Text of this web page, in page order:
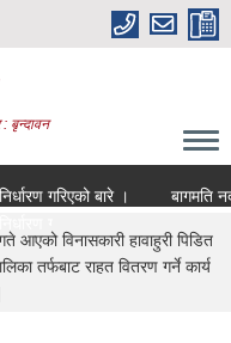
: बृन्दावन
गरिएको बारे ।
बागमति
आएको विनासकारी हावाहुरी पिडित
तर्फबाट राहत वितरण गर्ने कार्य